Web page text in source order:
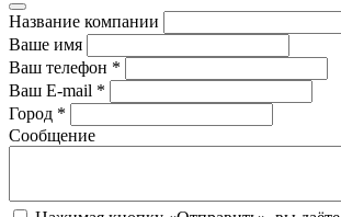
Название компании
Ваше имя
Ваш телефон *
Ваш E-mail *
Город *
Сообщение